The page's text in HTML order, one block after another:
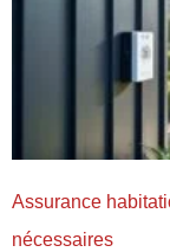
Assurance
nécessaires